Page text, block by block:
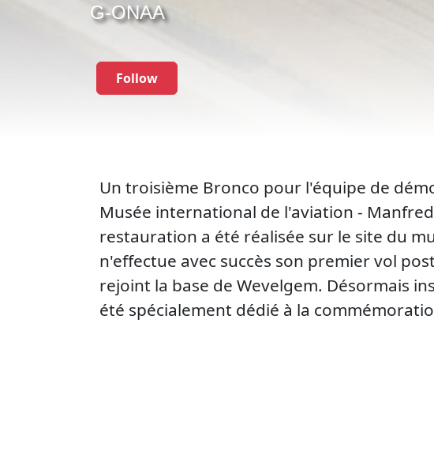
G-ONAA
Follow
Un troisième Bronco pour l'équipe de
Musée international de l'aviation -
restauration a été réalisée sur le site du
n'effectue avec succès son premier vol
rejoint la base de Wevelgem. Désormais
été spécialement dédié à la